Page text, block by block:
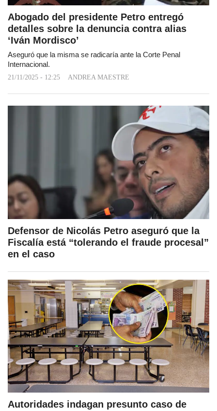
Abogado del presidente Petro entregó
detalles sobre la denuncia contra alias
‘Iván Mordisco’
Aseguró que la misma se radicaría ante la Corte Penal
Internacional.
21/11/2025 - 12:25 ANDREA MAESTRE
Defensor de Nicolás Petro aseguró que la
Fiscalía está “tolerando el fraude procesal”
en el caso
Autoridades indagan presunto caso de